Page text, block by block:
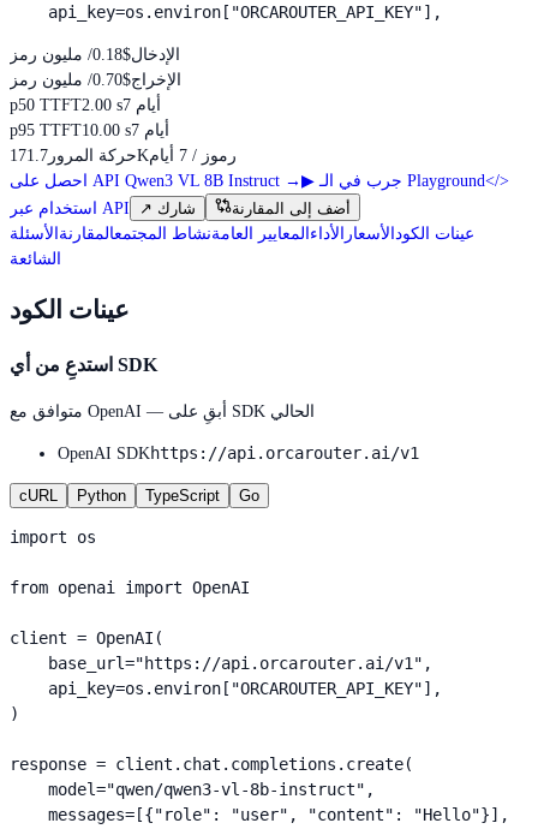
    api_key=os.environ["ORCAROUTER_API_KEY"],
الإدخال$0.18
/ مليون رمز
الإخراج$0.70
/ مليون رمز
p50 TTFT2.00 s
7 أيام
p95 TTFT10.00 s
7 أيام
حركة المرور171.7K
رموز / 7 أيام
احصل على API Qwen3 VL 8B Instruct → ▶ جرب في الـ Playground</>
استخدام عبر API
↗ شارك
أضف إلى المقارنة
عينات الكود الأسعار الأداء المعايير العامةنشاط المجتمعالمقارنة الأسئلة
الشائعة
عينات الكود
استدعِ من أي SDK
متوافق مع OpenAI — أبقِ على SDK الحالي
OpenAI SDKhttps://api.orcarouter.ai/v1
cURL Python TypeScript Go
import os
from openai import OpenAI
client = OpenAI(
    base_url="https://api.orcarouter.ai/v1",
    api_key=os.environ["ORCAROUTER_API_KEY"],
)
response = client.chat.completions.create(
    model="qwen/qwen3-vl-8b-instruct",
    messages=[{"role": "user", "content": "Hello"}],